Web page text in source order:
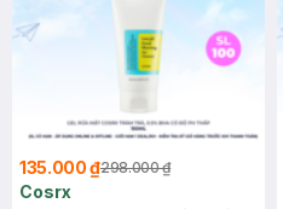
135.000 ₫298.000 ₫
Cosrx